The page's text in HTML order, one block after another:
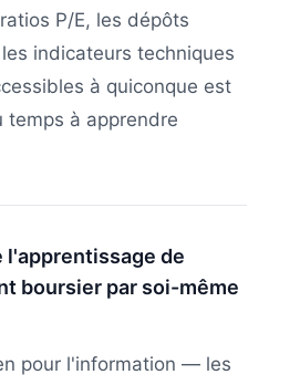
P/E, les dépôts
indicateurs techniques
à quiconque est
temps à apprendre
l'apprentissage de
boursier par soi-même
pour l'information — les